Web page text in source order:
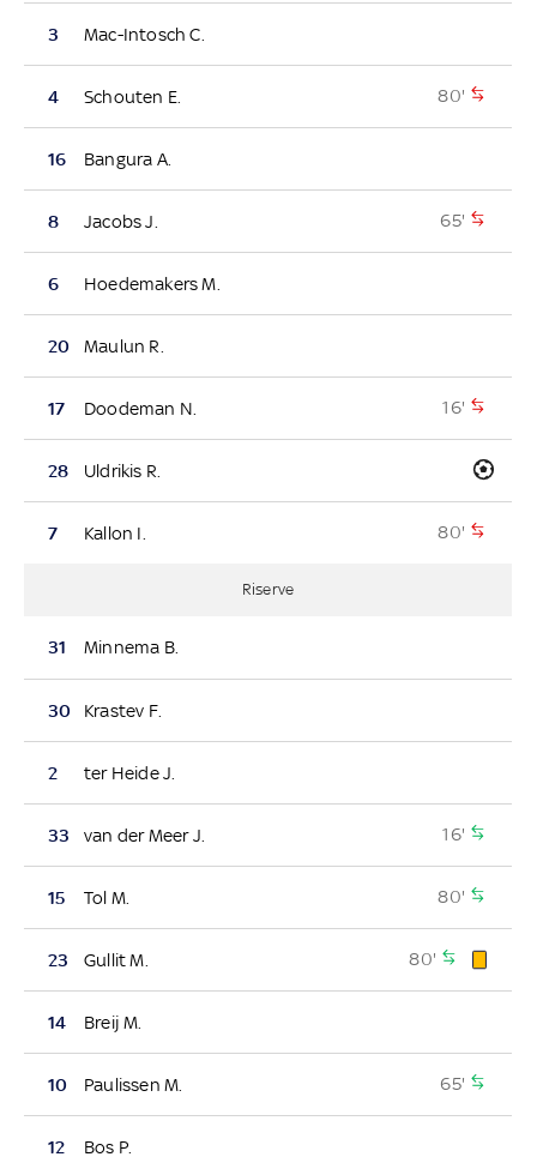
3 Mac-Intosch C.
4 Schouten E. 80'
16 Bangura A.
8 Jacobs J. 65'
6 Hoedemakers M.
20 Maulun R.
17 Doodeman N. 16'
28 Uldrikis R.
7 Kallon I. 80'
Riserve
31 Minnema B.
30 Krastev F.
2 ter Heide J.
33 van der Meer J. 16'
15 Tol M. 80'
23 Gullit M. 80'
14 Breij M.
10 Paulissen M. 65'
12 Bos P.